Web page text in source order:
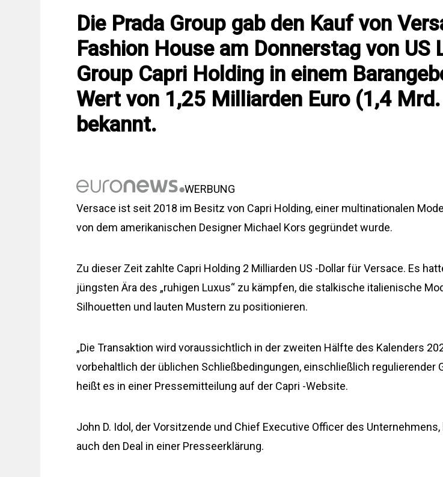
Die Prada Group gab den Kauf von
Fashion House am Donnerstag von US
Group Capri Holding in einem
Wert von 1,25 Milliarden Euro (1,4 Mrd.
bekannt.
WERBUNG
Versace ist seit 2018 im Besitz von Capri Holding, einer multinationalen
von dem amerikanischen Designer Michael Kors gegründet wurde.
Zu dieser Zeit zahlte Capri Holding 2 Milliarden US -Dollar für Versace. Es
jüngsten Ära des „ruhigen Luxus“ zu kämpfen, die stalkische italienische
Silhouetten und lauten Mustern zu positionieren.
„Die Transaktion wird voraussichtlich in der zweiten Hälfte des Kalenders
vorbehaltlich der üblichen Schließbedingungen, einschließlich regulierender
heißt es in einer Pressemitteilung auf der Capri -Website.
John D. Idol, der Vorsitzende und Chief Executive Officer des
auch den Deal in einer Presseerklärung.